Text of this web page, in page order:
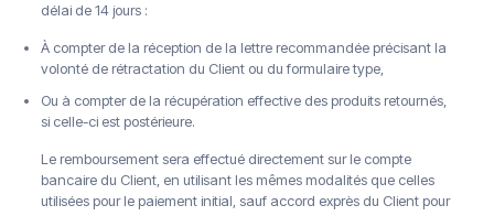
délai de 14 jours :
À compter de la réception de la lettre recommandée précisant la
volonté de rétractation du Client ou du formulaire type,
Ou à compter de la récupération effective des produits retournés,
si celle-ci est postérieure.
Le remboursement sera effectué directement sur le compte
bancaire du Client, en utilisant les mêmes modalités que celles
utilisées pour le paiement initial, sauf accord exprès du Client pour
Livraison offerte à partir de 120€